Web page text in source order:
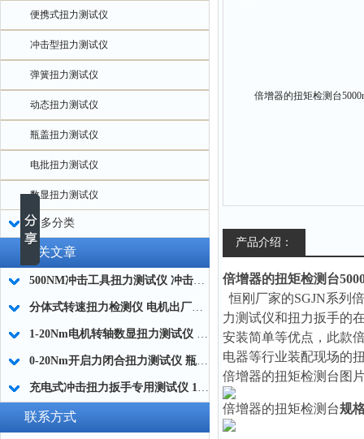
便携式扭力测试仪
冲击型扭力测试仪
弹簧扭力测试仪
动态扭力测试仪
瓶盖扭力测试仪
电批扭力测试仪
数显扭力测试仪
更多分类
相关文章
500NM冲击工具扭力测试仪 冲击扭力计 冲击型扭矩仪厂家
分体式转速扭力检测仪 电机出厂质检扭力测试仪0-1000NM生产商
1-20Nm电机转轴数显扭力测试仪 精密转轴数显扭矩测量仪
0-20Nm开启力闭合扭力测试仪 瓶盖扭矩数显测定仪
充电式冲击扭力扳手专用测试仪 10-200NM量程适配
联系方式
产品介绍：
倍增器的扭矩检测台
恒刚厂家的SGJN系列
力测试仪和扭力扳手的
安装简单等优点，此款
电器等行业装配现场的
倍增器的扭矩检测台 图
倍增器的扭矩检测台规